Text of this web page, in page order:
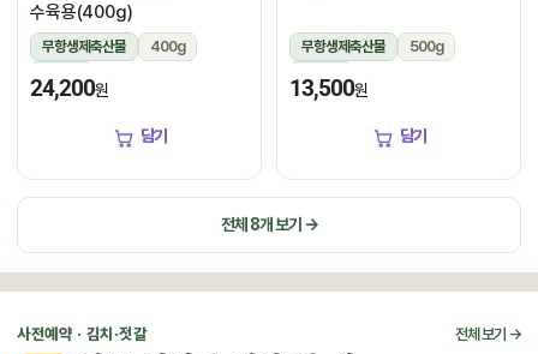
수육용(400g)
무항생제축산물
400g
냉장
24,200원
담기
무항생제축산물
500g
냉장
13,500원
담기
전체 8개 보기 →
사전예약 · 김치·젓갈 전체 보기 →